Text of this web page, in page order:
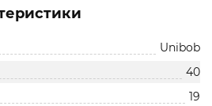
Unibob
40
19